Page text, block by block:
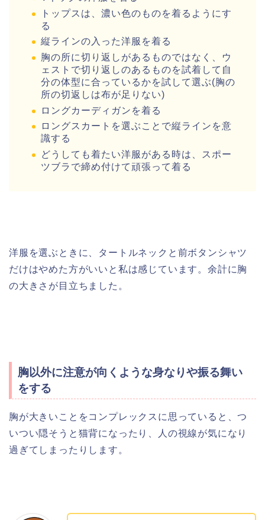
トップスは、濃い色のものを着るようにす
る
縦ラインの入った洋服を着る
胸の所に切り返しがあるものではなく、ウ
ェストで切り返しのあるものを試着して自
分の体型に合っているかを試して選ぶ(胸の
所の切返しは布が足りない)
ロングカーディガンを着る
ロングスカートを選ぶことで縦ラインを意
識する
どうしても着たい洋服がある時は、スポー
ツブラで締め付けて頑張って着る
洋服を選ぶときに、タートルネックと前ボタンシャツ
だけはやめた方がいいと私は感じています。余計に胸
の大きさが目立ちました。
胸以外に注意が向くような身なりや振る舞い
をする
胸が大きいことをコンプレックスに思っていると、つ
いつい隠そうと猫背になったり、人の視線が気になり
過ぎてしまったりします。